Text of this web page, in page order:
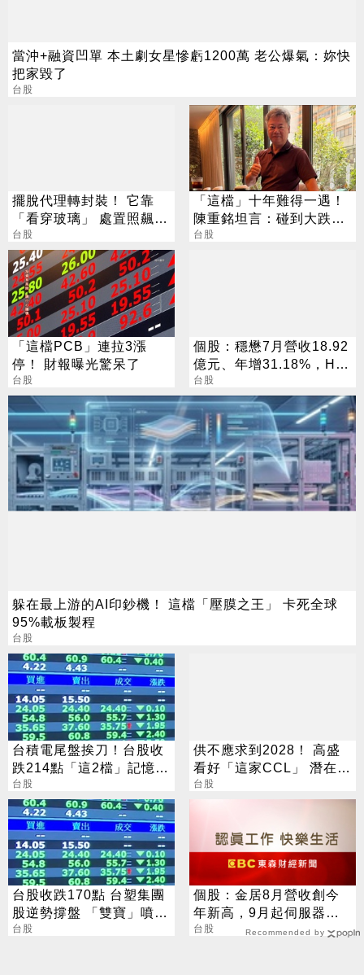
當沖+融資凹單 本土劇女星慘虧1200萬 老公爆氣：妳快
把家毀了
台股
擺脫代理轉封裝！ 它靠
「看穿玻璃」 處置照飆2
漲停
台股
「這檔」十年難得一遇！
陳重銘坦言：碰到大跌就
買進
台股
「這檔PCB」連拉3漲
停！ 財報曝光驚呆了
台股
個股：穩懋7月營收18.92
億元、年增31.18%，H2
旺季到來，雙成長引擎啟
動
台股
躲在最上游的AI印鈔機！ 這檔「壓膜之王」 卡死全球
95%載板製程
台股
台積電尾盤挨刀！台股收
跌214點「這2檔」記憶體
逆勢收漲停
台股
供不應求到2028！ 高盛
看好「這家CCL」 潛在漲
幅171%
台股
台股收跌170點 台塑集團
股逆勢撐盤 「雙寶」噴
5%
台股
個股：金居8月營收創今
年新高，9月起伺服器效
益顯現，Q4雙率更可望大
台股 Recommended by